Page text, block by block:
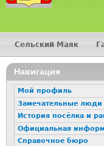
Главное
Сельский Маяк
16+
Навигация
Мой профиль
Замечательные люди
История посёлка и
Официальная
Справочное бюро